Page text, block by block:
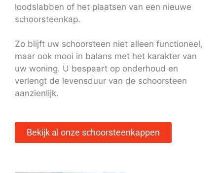
loodslabben of het plaatsen van een nieuwe
schoorsteenkap.
Zo blijft uw schoorsteen niet alleen functioneel,
maar ook mooi in balans met het karakter van
uw woning. U bespaart op onderhoud en
verlengt de levensduur van de schoorsteen
aanzienlijk.
Bekijk al onze schoorsteenkappen